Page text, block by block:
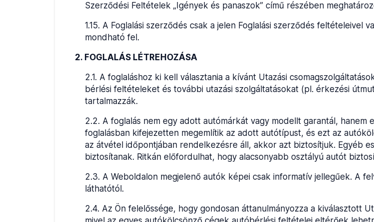
Szerződési Feltételek „Igények és panaszok” című részében
1.15. A Foglalási szerződés csak a jelen Foglalási szerződés feltételeivel
mondható fel.
2. FOGLALÁS LÉTREHOZÁSA
2.1. A foglaláshoz ki kell választania a kívánt Utazási
bérlési feltételeket és további utazási szolgáltatásokat (pl. érkezési
tartalmazzák.
2.2. A foglalás nem egy adott autómárkát vagy modellt garantál, hanem
foglalásban kifejezetten megemlítik az adott autótípust, és ezt az
az átvétel időpontjában rendelkezésre áll, akkor azt biztosítjuk. Egyéb
biztosítanak. Ritkán előfordulhat, hogy alacsonyabb osztályú autót
2.3. A Weboldalon megjelenő autók képei csak informatív jellegűek. A
láthatótól.
2.4. Az Ön felelőssége, hogy gondosan áttanulmányozza a kiválasztott